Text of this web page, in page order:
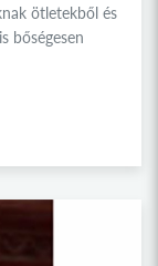
ötletekből és
bőségesen